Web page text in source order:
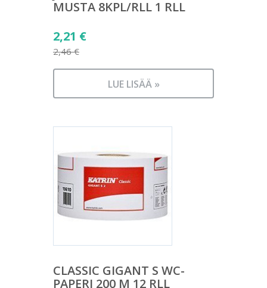
MUSTA 8KPL/RLL 1 RLL
2,46€
Alkuperäinen
hinta
oli:
2,21 €
Nykyinen
on:
LUE LISÄÄ »
CLASSIC GIGANT S WC-
PAPERI 200 M 12 RLL